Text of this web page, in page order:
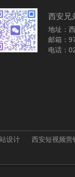
西安兄
地址：
邮箱：
电话：
设计 西安短视频营